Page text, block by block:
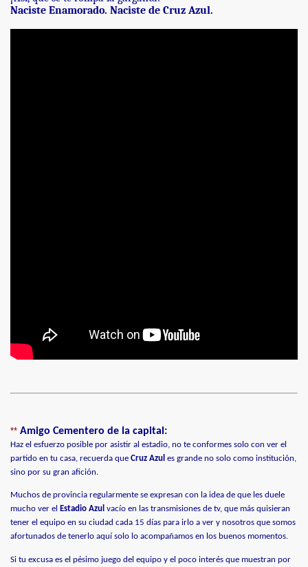
Naciste Enamorado. Naciste de Cruz Azul.
** Amigo Cementero de la capital:
Haz el esfuerzo posible por asistir al estadio, no te conformes solo con ver el
partido en tu casa, recuerda que Cruz Azul es grande no solo como institución,
sino por su gran afición.
Muchos de provincia regularmente se expresan con la idea de que les duele
mucho ver el
Estadio Azul vacío en las transmisiones de tv, que más quisieran
tener el equipo en su ciudad cada 15 días para irlo a ver y nosotros que somos
afortunados de tenerlo aquí solo lo acompañamos en los buenos momentos.
Si tu excusa es el pésimo juego del equipo y el poco interés que muestran por